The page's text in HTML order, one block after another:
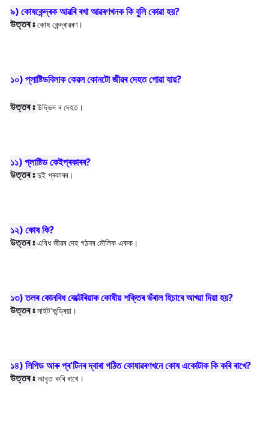
৯) কোষকেন্দ্ৰক আৱৰি ৰখা আৱৰণখনক কি বুলি কোৱা হয়?
উত্তৰ ঃ কোষ কেন্দ্ৰাৱৰণ।
১০) প্লাষ্টিডবিলাক কেৱল কোনটো জীৱৰ দেহত পোৱা যায়?
উত্তৰ ঃ উদ্ভিদ ৰ দেহত।
১১) প্লাষ্টিড কেইপ্ৰকাৰৰ?
উত্তৰ ঃ দুই প্ৰকাৰৰ।
১২) কোষ কি?
উত্তৰ ঃ এবিধ জীৱৰ দেহ গঠনৰ মৌলিক একক।
১৩) তলৰ কোনবিধ বেক্টেৰিয়াক কোষীয় শক্তিৰ ভঁৰাল হিচাবে আখ্য়া দিয়া হয়?
উত্তৰ ঃ মাইট'কন্ড্ৰিয়া।
১৪) লিপিড আৰু প্ৰ'টিনৰ দ্বাৰা গঠিত কোষাৱৰণখনে কোষ একোটাক কি কৰি ৰাখে?
উত্তৰ ঃ আবৃত কৰি ৰাখে।